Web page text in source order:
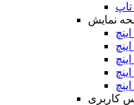
نمایش
کاربری